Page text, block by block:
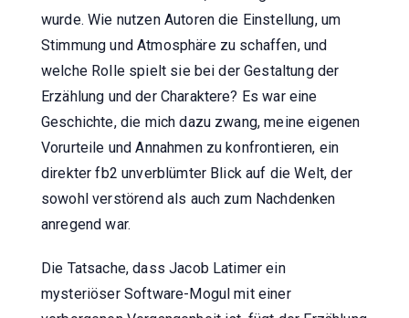
wurde. Wie nutzen Autoren die Einstellung, um
Stimmung und Atmosphäre zu schaffen, und
welche Rolle spielt sie bei der Gestaltung der
Erzählung und der Charaktere? Es war eine
Geschichte, die mich dazu zwang, meine eigenen
Vorurteile und Annahmen zu konfrontieren, ein
direkter fb2 unverblümter Blick auf die Welt, der
sowohl verstörend als auch zum Nachdenken
anregend war.
Die Tatsache, dass Jacob Latimer ein
mysteriöser Software-Mogul mit einer